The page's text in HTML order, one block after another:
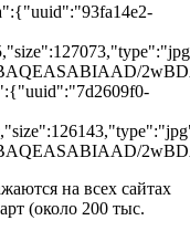
на всех сайтах
(около 200 тыс.